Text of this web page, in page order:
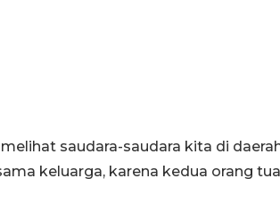
saudara-saudara kita di
keluarga, karena kedua orang